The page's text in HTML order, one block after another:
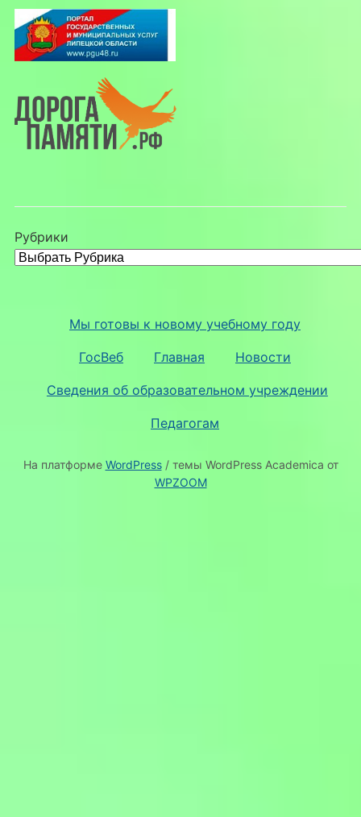
Рубрики
Мы готовы к новому учебному году
ГосВеб Главная Новости
Сведения об образовательном учреждении
Педагогам
На платформе WordPress/ темы WordPress Academica от
WPZOOM